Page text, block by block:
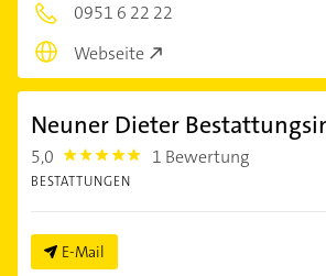
0951 6 22 22
Webseite
Neuner Dieter
5,0 5.0 1 Bewertung
BESTATTUNGEN
E-Mail